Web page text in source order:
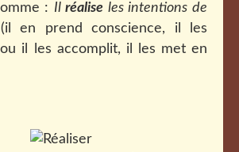
: Ilréalise les intentions de
en prend conscience, il les
il les accomplit, il les met en